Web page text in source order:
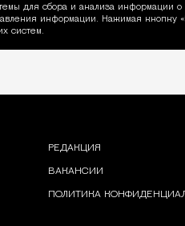
для сбора и анализа информации о
информации. Нажимая кнопку
систем.
РЕДАКЦИЯ
ВАКАНСИИ
ПОЛИТИКА